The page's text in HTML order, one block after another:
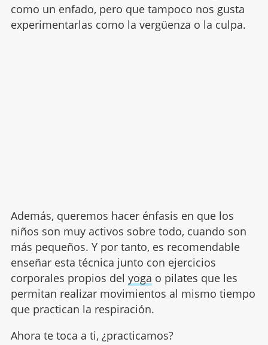
como un enfado, pero que tampoco nos gusta
experimentarlas como la vergüenza o la culpa.
Además, queremos hacer énfasis en que los
niños son muy activos sobre todo, cuando son
más pequeños. Y por tanto, es recomendable
enseñar esta técnica junto con ejercicios
corporales propios del yoga o pilates que les
permitan realizar movimientos al mismo tiempo
que practican la respiración.
Ahora te toca a ti, ¿practicamos?